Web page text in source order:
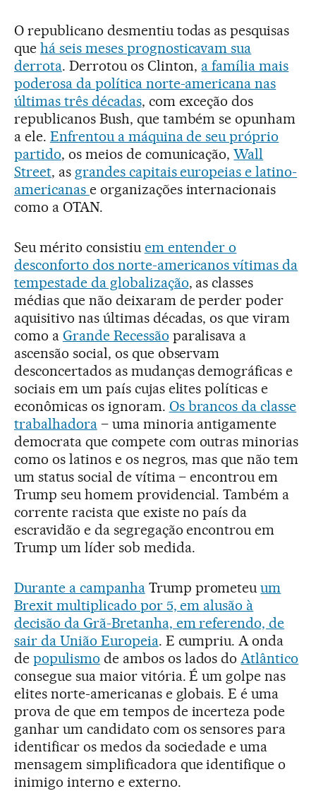
O republicano desmentiu todas as pesquisas
que há seis meses prognosticavam sua
derrota. Derrotou os Clinton, a família mais
poderosa da política norte-americana nas
últimas três décadas, com exceção dos
republicanos Bush, que também se opunham
a ele. Enfrentou a máquina de seu próprio
partido, os meios de comunicação,Wall
Street, as grandes capitais europeias e latino-
americanas e organizações internacionais
como a OTAN.
Seu mérito consistiu em entender o
desconforto dos norte-americanos vítimas da
tempestade da globalização, as classes
médias que não deixaram de perder poder
aquisitivo nas últimas décadas, os que viram
como a Grande Recessão paralisava a
ascensão social, os que observam
desconcertados as mudanças demográficas e
sociais em um país cujas elites políticas e
econômicas os ignoram. Os brancos da classe
trabalhadora– uma minoria antigamente
democrata que compete com outras minorias
como os latinos e os negros, mas que não tem
um status social de vítima – encontrou em
Trump seu homem providencial. Também a
corrente racista que existe no país da
escravidão e da segregação encontrou em
Trump um líder sob medida.
Durante a campanhaTrump prometeuum
Brexit multiplicado por 5, em alusão à
decisão da Grã-Bretanha, em referendo, de
sair da União Europeia. E cumpriu. A onda
de populismo de ambos os lados doAtlântico
consegue sua maior vitória. É um golpe nas
elites norte-americanas e globais. E é uma
prova de que em tempos de incerteza pode
ganhar um candidato com os sensores para
identificar os medos da sociedade e uma
mensagem simplificadora que identifique o
inimigo interno e externo.